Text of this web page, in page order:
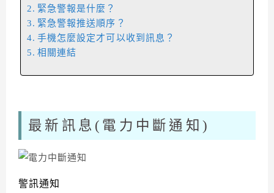
緊急警報是什麼？
緊急警報推送順序？
手機怎麼設定才可以收到訊息？
相關連結
最新訊息(電力中斷通知)
警訊通知